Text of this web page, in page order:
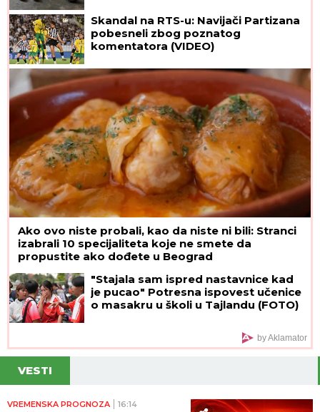
Skandal na RTS-u: Navijači Partizana
pobesneli zbog poznatog
komentatora (VIDEO)
Ako ovo niste probali, kao da niste ni bili: Stranci
izabrali 10 specijaliteta koje ne smete da
propustite ako dođete u Beograd
"Stajala sam ispred nastavnice kad
je pucao" Potresna ispovest učenice
o masakru u školi u Tajlandu (FOTO)
by Aklamator
VESTI
VREMENSKA PROGNOZA 16:14